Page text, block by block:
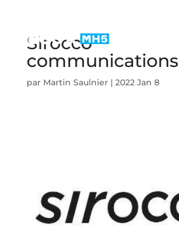
Sirocco
communications
par Martin Saulnier| 2022 Jan 8